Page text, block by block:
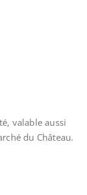
valable aussi
du Château.